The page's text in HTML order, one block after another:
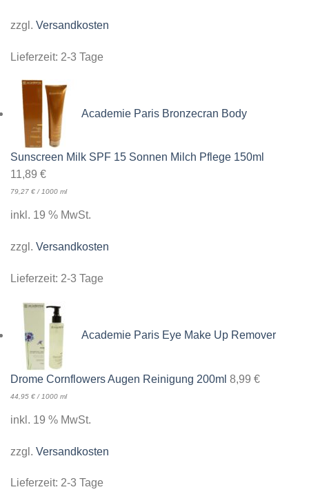
zzgl. Versandkosten
Lieferzeit: 2-3 Tage
Academie Paris Bronzecran Body
Sunscreen Milk SPF 15 Sonnen Milch Pflege 150ml
11,89 €
79,27 €/1000 ml
inkl. 19 % MwSt.
zzgl. Versandkosten
Lieferzeit: 2-3 Tage
Academie Paris Eye Make Up Remover
Drome Cornflowers Augen Reinigung 200ml 8,99 €
44,95 € / 1000 ml
inkl. 19 % MwSt.
zzgl. Versandkosten
Lieferzeit: 2-3 Tage